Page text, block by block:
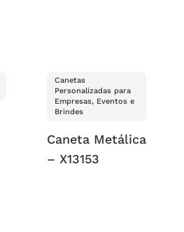
Canetas
Personalizadas para
Empresas, Eventos e
Brindes
Caneta Metálica
– X13153